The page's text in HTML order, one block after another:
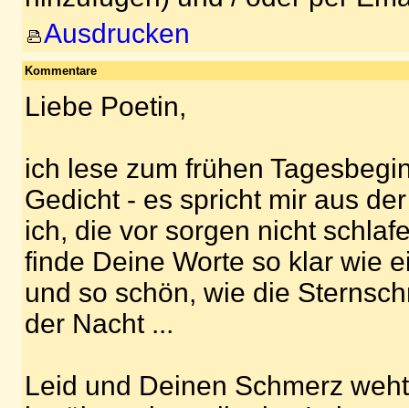
Ausdrucken
Kommentare
Liebe Poetin,
ich lese zum frühen
Gedicht - es spricht mir aus
ich, die vor sorgen nicht
finde Deine Worte so klar wie
und so schön, wie die
der Nacht ...
Leid und Deinen Schmerz